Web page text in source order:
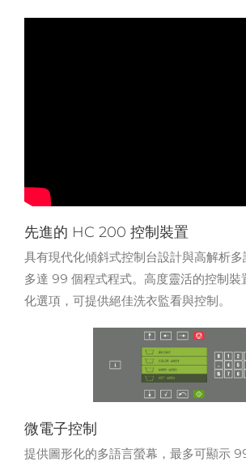
先進的 HC 200 控制裝置
具有現代化傾斜式控制台設計與高解析
多達 99 個程式程式。高度靈活的控制裝
化選項，可提供絕佳洗衣監看與控制。
微電子控制
提供圖形化的多語言螢幕，最多可顯示